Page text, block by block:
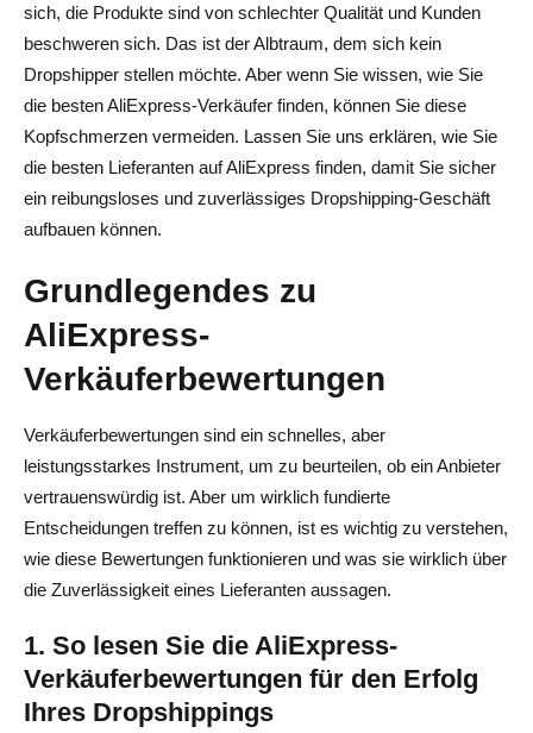
Wie identifiziere ich zuverlässige AliExpress-Verkäufer
Nach welchen Kriterien sollte ich potenzielle AliExpress-
Lieferanten bewerten?
Wie finde ich die meistverkauften Produkte auf
AliExpress für Dropshipping?
besten AliExpress-Shops für Dropshipping aufgeführt
sind?
Wie kann ich beim Dropshipping von AliExpress einen
sich, die Produkte sind von schlechter Qualität und Kunden
beschweren sich. Das ist der Albtraum, dem sich kein
Dropshipper stellen möchte. Aber wenn Sie wissen, wie Sie
die besten AliExpress-Verkäufer finden, können Sie diese
Kopfschmerzen vermeiden. Lassen Sie uns erklären, wie Sie
die besten Lieferanten auf AliExpress finden, damit Sie sicher
ein reibungsloses und zuverlässiges Dropshipping-Geschäft
aufbauen können.
Grundlegendes zu
AliExpress-
Verkäuferbewertungen
Verkäuferbewertungen sind ein schnelles, aber
leistungsstarkes Instrument, um zu beurteilen, ob ein Anbieter
vertrauenswürdig ist. Aber um wirklich fundierte
Entscheidungen treffen zu können, ist es wichtig zu verstehen,
wie diese Bewertungen funktionieren und was sie wirklich über
die Zuverlässigkeit eines Lieferanten aussagen.
1. So lesen Sie die AliExpress-
Verkäuferbewertungen für den Erfolg
Ihres Dropshippings